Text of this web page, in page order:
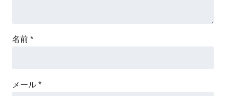
名前 *
メール *